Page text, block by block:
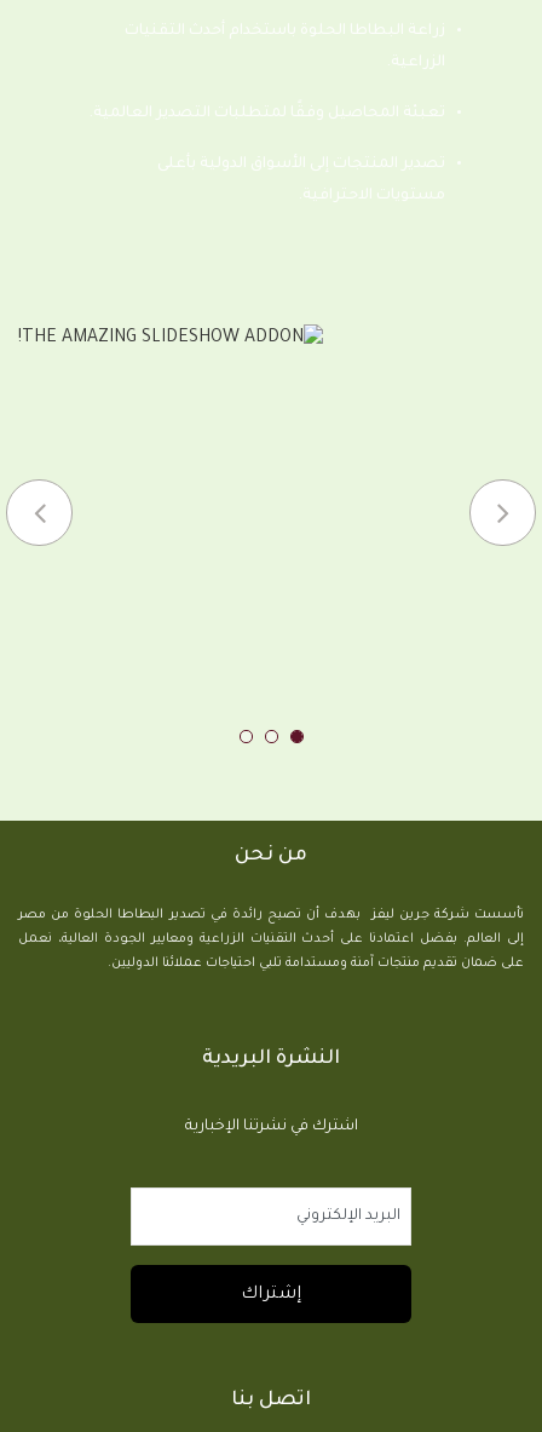
زراعة البطاطا الحلوة باستخدام أحدث التقنيات
الزراعية.
تعبئة المحاصيل وفقًا لمتطلبات التصدير العالمية.
تصدير المنتجات إلى الأسواق الدولية بأعلى
مستويات الاحترافية.
من نحن
تأسست شركة جرين ليفز بهدف أن تصبح رائدة في تصدير البطاطا الحلوة من مصر
إلى العالم. بفضل اعتمادنا على أحدث التقنيات الزراعية ومعايير الجودة العالية، نعمل
على ضمان تقديم منتجات آمنة ومستدامة تلبي احتياجات عملائنا الدوليين.
النشرة البريدية
اشترك في نشرتنا الإخبارية
اتصل بنا